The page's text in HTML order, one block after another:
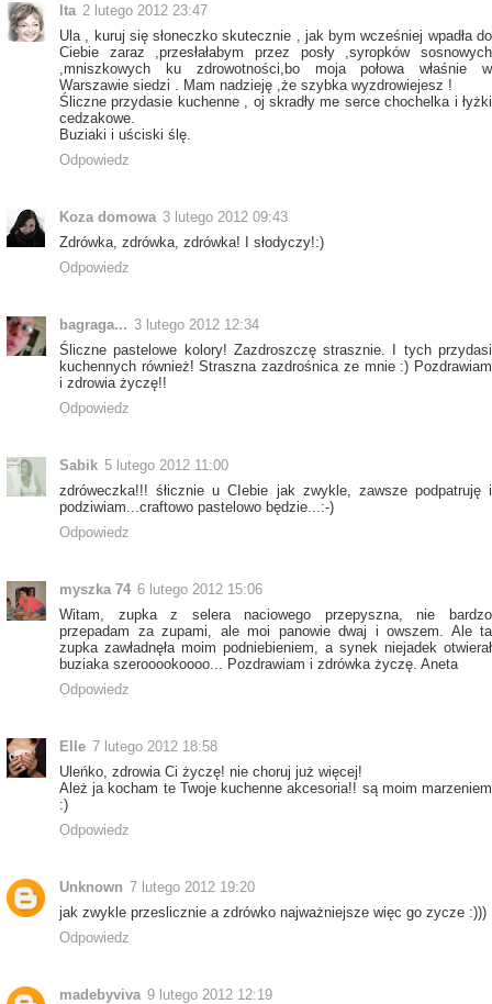
Ita 2 lutego 2012 23:47
Ula , kuruj się słoneczko skutecznie , jak bym wcześniej wpadła do
Ciebie zaraz ,przesłałabym przez posły ,syropków sosnowych
,mniszkowych ku zdrowotności,bo moja połowa właśnie w
Warszawie siedzi . Mam nadzieję ,że szybka wyzdrowiejesz !
Śliczne przydasie kuchenne , oj skradły me serce chochelka i łyżki
cedzakowe.
Buziaki i uściski ślę.
Odpowiedz
Koza domowa 3 lutego 2012 09:43
Zdrówka, zdrówka, zdrówka! I słodyczy!:)
Odpowiedz
bagraga... 3 lutego 2012 12:34
Śliczne pastelowe kolory! Zazdroszczę strasznie. I tych przydasi
kuchennych również! Straszna zazdrośnica ze mnie :) Pozdrawiam
i zdrowia życzę!!
Odpowiedz
Sabik 5 lutego 2012 11:00
zdróweczka!!! śłicznie u CIebie jak zwykle, zawsze podpatruję i
podziwiam...craftowo pastelowo będzie...:-)
Odpowiedz
myszka 74 6 lutego 2012 15:06
Witam, zupka z selera naciowego przepyszna, nie bardzo
przepadam za zupami, ale moi panowie dwaj i owszem. Ale ta
zupka zawładnęła moim podniebieniem, a synek niejadek otwierał
buziaka szerooookoooo... Pozdrawiam i zdrówka życzę. Aneta
Odpowiedz
Elle 7 lutego 2012 18:58
Uleńko, zdrowia Ci życzę! nie choruj już więcej!
Ależ ja kocham te Twoje kuchenne akcesoria!! są moim marzeniem
:)
Odpowiedz
Unknown 7 lutego 2012 19:20
jak zwykle przeslicznie a zdrówko najważniejsze więc go zycze :)))
Odpowiedz
madebyviva 9 lutego 2012 12:19